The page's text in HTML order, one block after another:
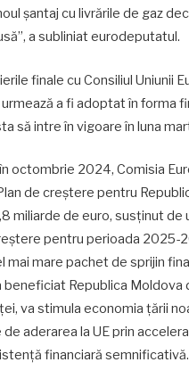
șantaj cu livrările de gaz
a subliniat eurodeputatul.
finale cu Consiliul Uniunii
a fi adoptat în forma
să intre în vigoare în luna
octombrie 2024, Comisia
de creștere pentru
miliarde de euro, susținut de
pentru perioada 2025-
mai mare pachet de sprijin
beneficiat Republica Moldova
va stimula economia țării
aderarea la UE prin
financiară semnificativă.